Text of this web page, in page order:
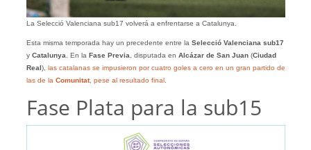
La Selecció Valenciana sub17 volverá a enfrentarse a Catalunya.
Esta misma temporada hay un precedente entre la Selecció Valenciana sub17
y Catalunya. En la Fase Previa, disputada en Alcázar de San Juan(Ciudad
Real ), las catalanas se impusieron por cuatro goles a cero en un gran partido de
las de la Comunitat, pese al resultado final .
Fase Plata para la sub15